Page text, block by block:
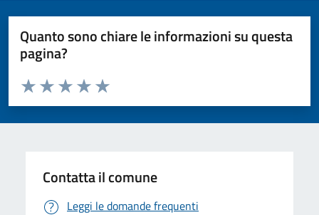
Quanto sono chiare le informazioni su questa
pagina?
Valuta da 1 a 5 stelle la pagina
Valuta 5 stelle su 5
Valuta 4 stelle su 5
Valuta 3 stelle su 5
Valuta 2 stelle su 5
Valuta 1 stelle su 5
Contatta il comune
Leggi le domande frequenti